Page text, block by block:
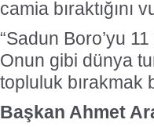
camia bıraktığını
“Sadun Boro’yu
Onun gibi dünya
topluluk bırakmak
Başkan Ahmet